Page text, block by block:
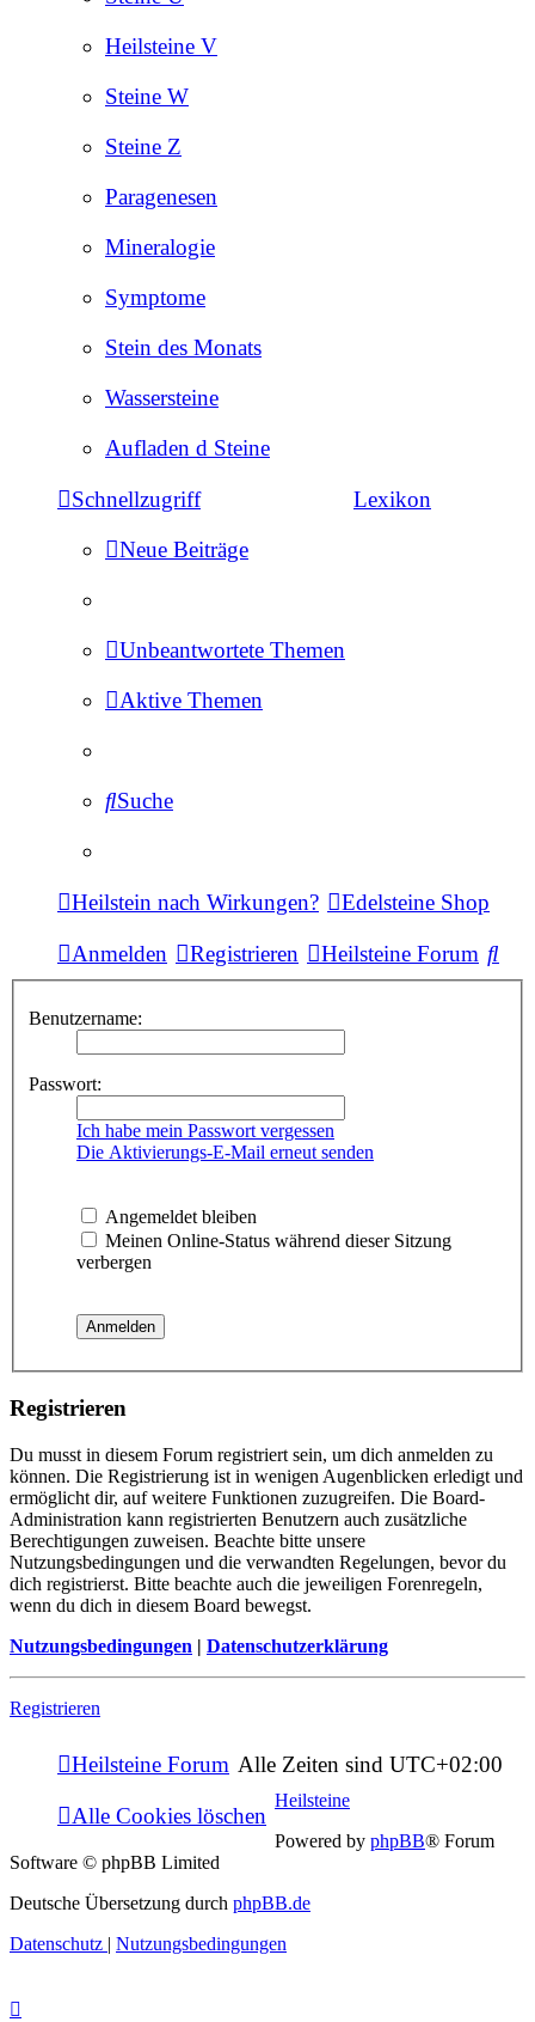
Heilsteine V
Steine W
Steine Z
Paragenesen
Mineralogie
Symptome
Stein des Monats
Wassersteine
Aufladen d Steine
Schnellzugriff
Neue Beiträge
Unbeantwortete Themen
Aktive Themen
Suche
Lexikon
Heilstein nach Wirkungen? Edelsteine Shop
Anmelden Registrieren Heilsteine Forum
Benutzername:
Passwort:
Ich habe mein Passwort vergessen
Die Aktivierungs-E-Mail erneut senden
Angemeldet bleiben
Meinen Online-Status während dieser Sitzung
verbergen
Registrieren
Du musst in diesem Forum registriert sein, um dich anmelden zu
können. Die Registrierung ist in wenigen Augenblicken erledigt und
ermöglicht dir, auf weitere Funktionen zuzugreifen. Die Board-
Administration kann registrierten Benutzern auch zusätzliche
Berechtigungen zuweisen. Beachte bitte unsere
Nutzungsbedingungen und die verwandten Regelungen, bevor du
dich registrierst. Bitte beachte auch die jeweiligen Forenregeln,
wenn du dich in diesem Board bewegst.
Nutzungsbedingungen | Datenschutzerklärung
Registrieren
Heilsteine Forum Alle Zeiten sind UTC+02:00
Alle Cookies löschen
Heilsteine
Powered by phpBB® Forum
Software © phpBB Limited
Deutsche Übersetzung durch phpBB.de
Datenschutz | Nutzungsbedingungen